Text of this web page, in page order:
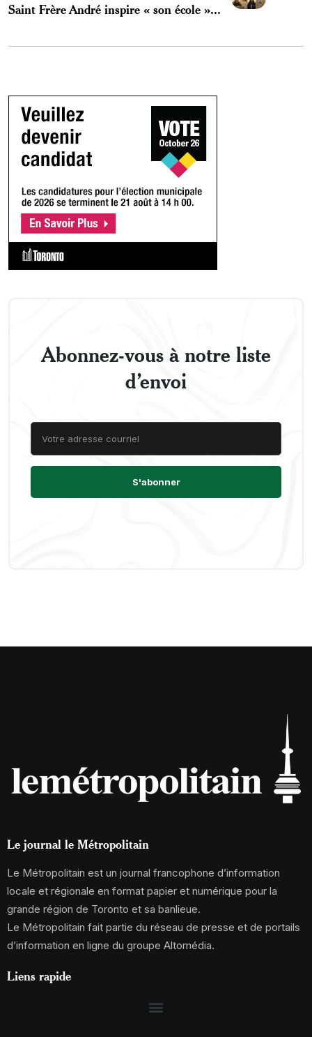
Saint Frère André inspire « son école »...
Abonnez-vous à notre liste
d’envoi
Le journal le Métropolitain
Le Métropolitain est un journal francophone d’information
locale et régionale en format papier et numérique pour la
grande région de Toronto et sa banlieue.
Le Métropolitain fait partie du réseau de presse et de portails
d’information en ligne du groupe Altomédia.
Liens rapide